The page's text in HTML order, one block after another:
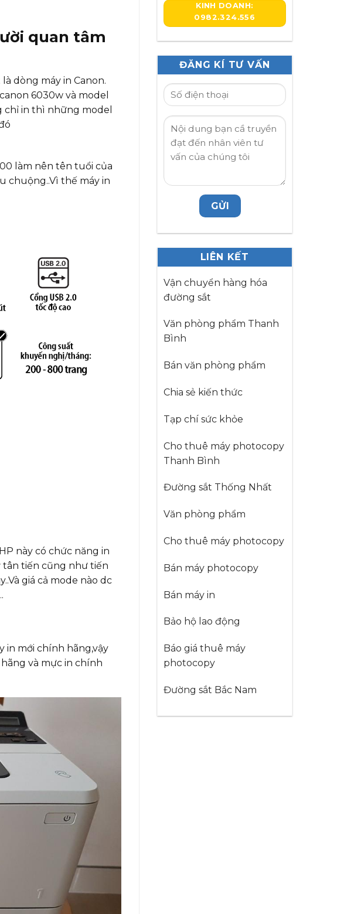
quan tâm
dòng máy in Canon.
6030w và model
chỉ in thì những model
làm nên tên tuổi của
chuộng..Vì thế máy in
này có chức năng in
tân tiến cũng như tiến
giá cả mode nào dc
in mới chính hãng,vậy
và mực in chính
KINH DOANH:
0982.324.556
ĐĂNG KÍ TƯ VẤN
LIÊN KẾT
Vận chuyển hàng hóa
đường sắt
Văn phòng phẩm Thanh
Bình
Bán văn phòng phẩm
Chia sẻ kiến thức
Tạp chí sức khỏe
Cho thuê máy photocopy
Thanh Bình
Đường sắt Thống Nhất
Văn phòng phẩm
Cho thuê máy photocopy
Bán máy photocopy
Bán máy in
Bảo hộ lao động
Báo giá thuê máy
photocopy
Đường sắt Bắc Nam